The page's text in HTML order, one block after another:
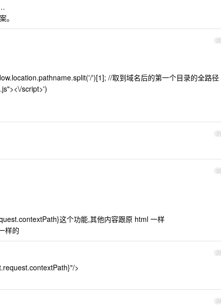
。
20
')[1]; //取到域名后的第一个目录的全路径
script>')
21
22
这个功能,其他内容跟原 html 一样
样的
23
>
24